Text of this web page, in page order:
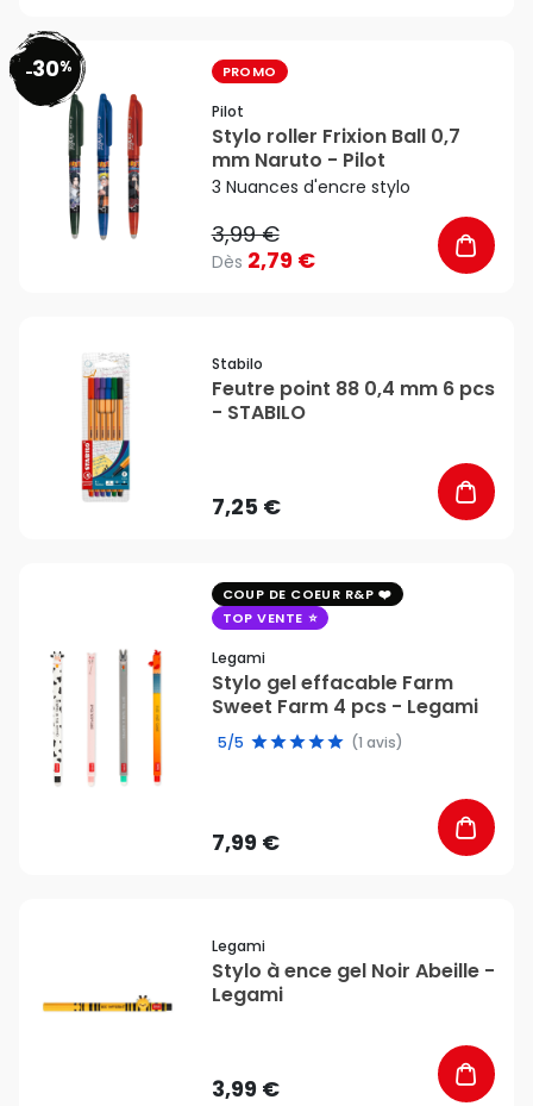
-30% PROMO
Pilot
Stylo roller Frixion Ball 0,7
mm Naruto - Pilot
3 Nuances d'encre stylo
3,99 €
Dès 2,79 €
Stabilo
Feutre point 88 0,4 mm 6 pcs
- STABILO
7,25 €
COUP DE COEUR R&P
TOP VENTE
Legami
Stylo gel effacable Farm
Sweet Farm 4 pcs - Legami
5/5 (1 avis)
7,99 €
Legami
Stylo à ence gel Noir Abeille -
Legami
3,99 €